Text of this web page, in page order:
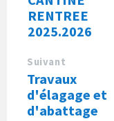
RENTREE
2025.2026
Suivant
Travaux
d'élagage et
d'abattage